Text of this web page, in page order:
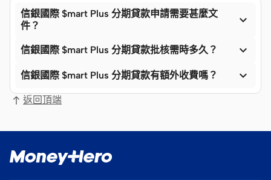
信銀國際 $mart Plus 分期貸款申請需要甚麼文
件？

信銀國際 $mart Plus 分期貸款批核需時多久？ 
信銀國際 $mart Plus 分期貸款有額外收費嗎？ 
返回頂端